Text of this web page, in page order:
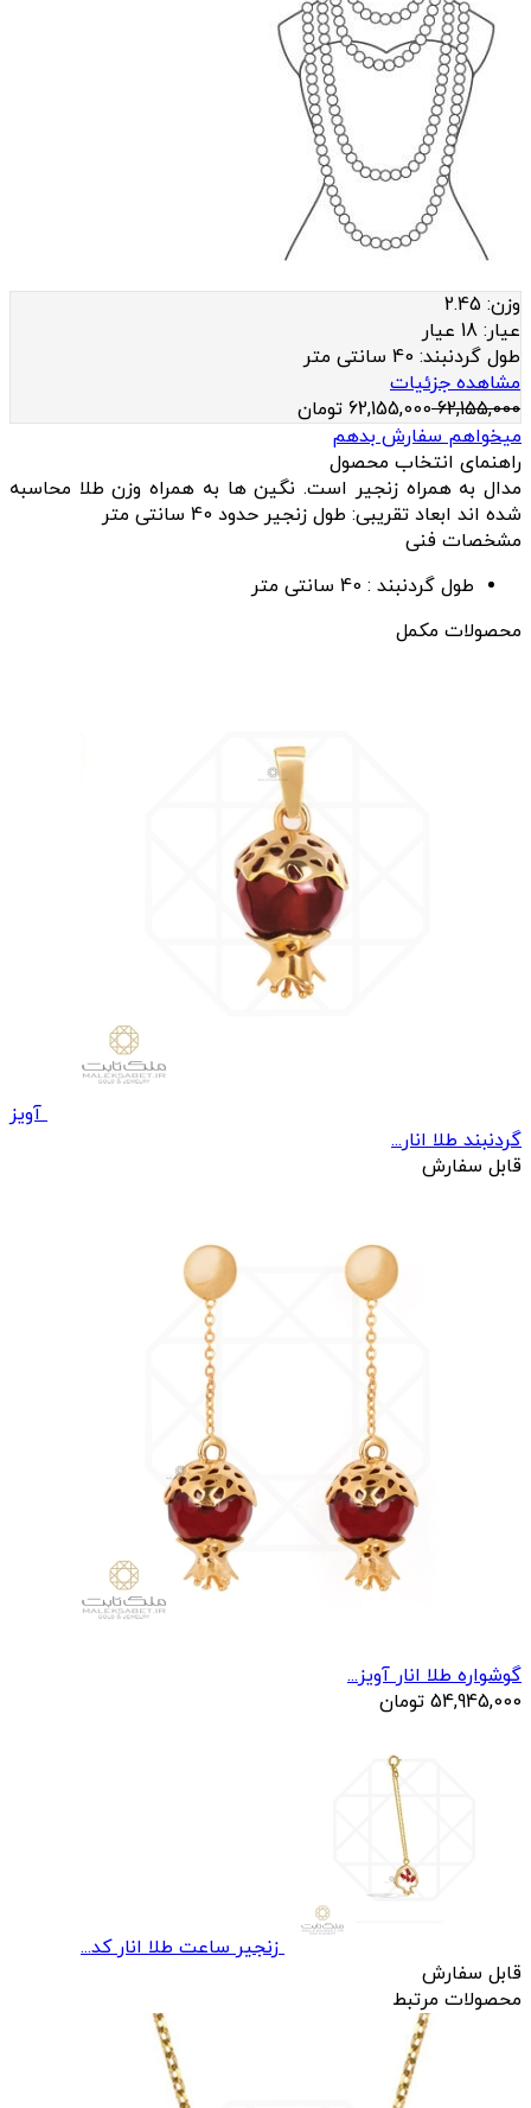
وزن: 2.45
عيار: 18 عیار
طول گردنبند: 40 سانتی متر
مشاهده جزئیات
62,155,000
62,155,000 تومان
میخواهم سفارش بدهم
راهنمای انتخاب محصول
مدال به همراه زنجیر است. نگین ها به همراه وزن طلا محاسبه
شده اند ابعاد تقریبی: طول زنجیر حدود 40 سانتی متر
مشخصات فنی
طول گردنبند : 40 سانتی متر
محصولات مکمل
آویز
گردنبند طلا انار...
قابل سفارش
گوشواره طلا انار آویز...
54,945,000 تومان
زنجير ساعت طلا انار کد...
قابل سفارش
محصولات مرتبط